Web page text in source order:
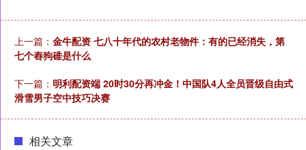
上一篇： 金牛配资 七八十年代的农村老物件：有的已经消失，第
七个舂狗碓是什么
下一篇： 明利配资端 20时30分再冲金！中国队4人全员晋级自由式
滑雪男子空中技巧决赛
相关文章